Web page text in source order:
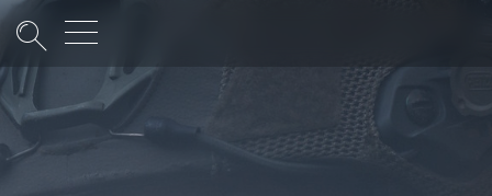
Suche